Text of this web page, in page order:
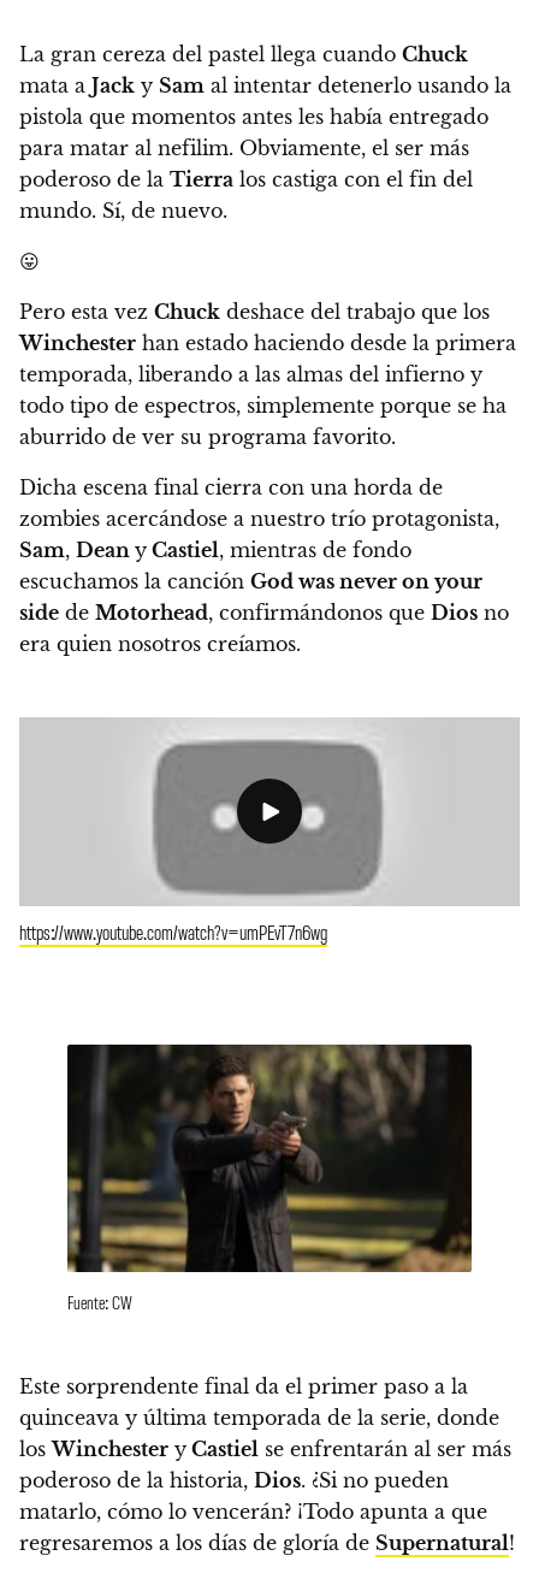
La gran cereza del pastel llega cuando Chuck
mata a Jack y Sam al intentar detenerlo usando la
pistola que momentos antes les había entregado
para matar al nefilim. Obviamente, el ser más
poderoso de la Tierra los castiga con el fin del
mundo. Sí, de nuevo.
😛
Pero esta vez Chuck deshace del trabajo que los
Winchester han estado haciendo desde la primera
temporada, liberando a las almas del infierno y
todo tipo de espectros, simplemente porque se ha
aburrido de ver su programa favorito.
Dicha escena final cierra con una horda de
zombies acercándose a nuestro trío protagonista,
Sam, Dean y Castiel, mientras de fondo
escuchamos la canción God was never on your
side de Motorhead, confirmándonos que Dios no
era quien nosotros creíamos.
https://www.youtube.com/watch?v=umPEvT7n6wg
Fuente: CW
Este sorprendente final da el primer paso a la
quinceava y última temporada de la serie, donde
losWinchester y Castiel se enfrentarán al ser más
poderoso de la historia, Dios. ¿Si no pueden
matarlo, cómo lo vencerán? ¡Todo apunta a que
regresaremos a los días de gloría de Supernatural!